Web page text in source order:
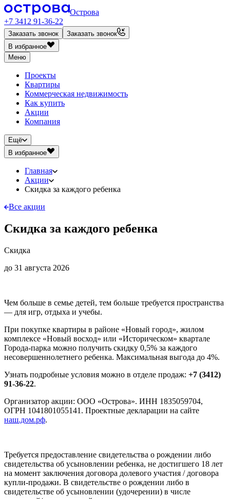
Острова
+7 3412 91-36-22
Заказать звонок
Заказать звонок
В избранное
Меню
Проекты
Квартиры
Коммерческая недвижимость
Как купить
Акции
Компания
Ещё
В избранное
Главная
Акции
Скидка за каждого ребенка
Все акции
Скидка за каждого ребенка
Скидка
до 31 августа 2026
Чем больше в семье детей, тем больше требуется пространства
— для игр, отдыха и учебы.
При покупке квартиры в районе «Новый город», жилом
комплексе «Новый восход» или «Историческом» квартале
Города-парка можно получить скидку 0,5% за каждого
несовершеннолетнего ребенка. Максимальная выгода до 4%.
Узнать подробные условия можно в отделе продаж: +7 (3412)
91-36-22.
Организатор акции: ООО «Острова». ИНН 1835059704,
ОГРН 1041801055141. Проектные декларации на сайте
наш.дом.рф.
Требуется предоставление свидетельства о рождении либо
свидетельства об усыновлении ребенка, не достигшего 18 лет
на момент заключения договора долевого участия / договора
купли-продажи. В свидетельстве о рождении либо в
свидетельстве об усыновлении (удочерении) в числе